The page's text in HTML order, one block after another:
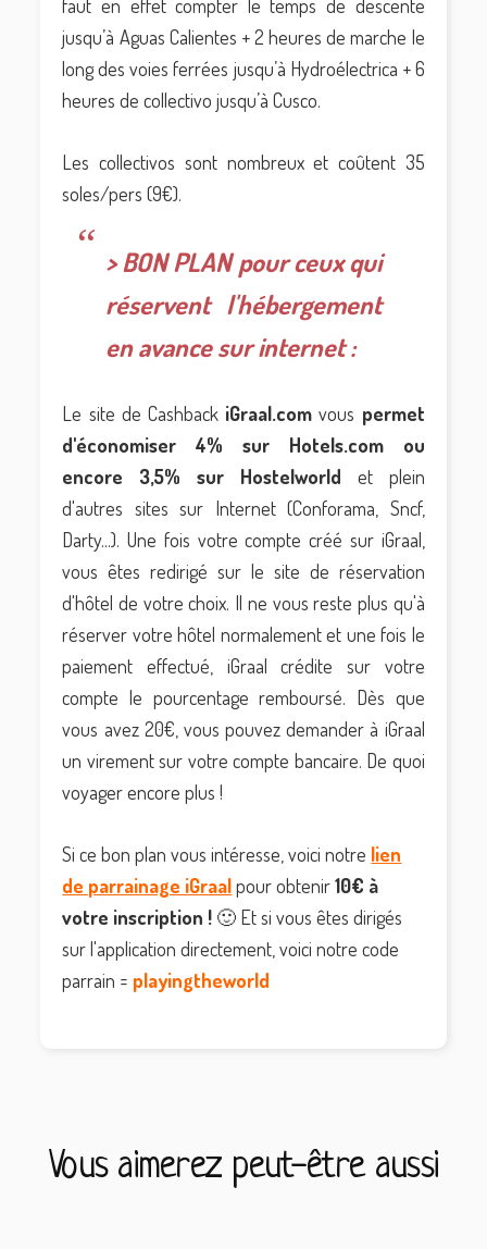
faut en effet compter le temps de descente
jusqu’à Aguas Calientes + 2 heures de marche le
long des voies ferrées jusqu’à Hydroélectrica + 6
heures de collectivo jusqu’à Cusco.
Les collectivos sont nombreux et coûtent 35
soles/pers (9€).
> BON PLAN pour ceux qui
réservent l'hébergement
en avance sur internet :
Le site de Cashback iGraal.com vous permet
d'économiser 4% sur Hotels.com ou
encore 3,5% sur Hostelworld et plein
d'autres sites sur Internet (Conforama, Sncf,
Darty...). Une fois votre compte créé sur iGraal,
vous êtes redirigé sur le site de réservation
d'hôtel de votre choix. Il ne vous reste plus qu'à
réserver votre hôtel normalement et une fois le
paiement effectué, iGraal crédite sur votre
compte le pourcentage remboursé. Dès que
vous avez 20€, vous pouvez demander à iGraal
un virement sur votre compte bancaire. De quoi
voyager encore plus !
Si ce bon plan vous intéresse, voici notre lien
de parrainage iGraalpour obtenir10€ à
votre inscription ! 🙂 Et si vous êtes dirigés
sur l'application directement, voici notre code
parrain = playingtheworld
Vous aimerez peut-être aussi